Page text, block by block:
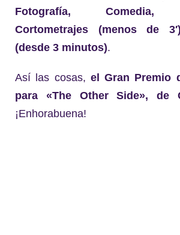
Fotografía, Comedia,
Cortometrajes (menos de
(desde 3 minutos).
Así las cosas, el Gran Premio
para «The Other Side», de
¡Enhorabuena!